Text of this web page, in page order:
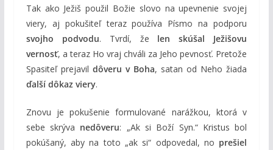
Tak ako Ježiš použil Božie slovo na upevnenie svojej
viery, aj pokušiteľ teraz používa Písmo na podporu
svojho podvodu. Tvrdí, že len skúšal Ježišovu
vernosť, a teraz Ho vraj chváli za Jeho pevnosť. Pretože
Spasiteľ prejavil dôveru v Boha, satan od Neho žiada
ďalší dôkaz viery.
Znovu je pokušenie formulované narážkou, ktorá v
sebe skrýva nedôveru: „Ak si Boží Syn.“ Kristus bol
pokúšaný, aby na toto „ak si“ odpovedal, no prešiel